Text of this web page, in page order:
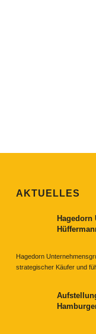
AKTUELLES
Hagedorn
strategischer Käufer und